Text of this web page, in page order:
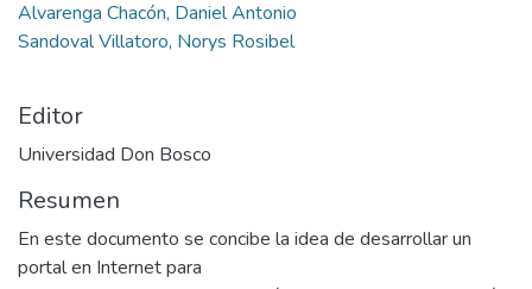
Alvarenga Chacón, Daniel Antonio
Sandoval Villatoro, Norys Rosibel
Editor
Universidad Don Bosco
Resumen
En este documento se concibe la idea de desarrollar un
portal en Internet para